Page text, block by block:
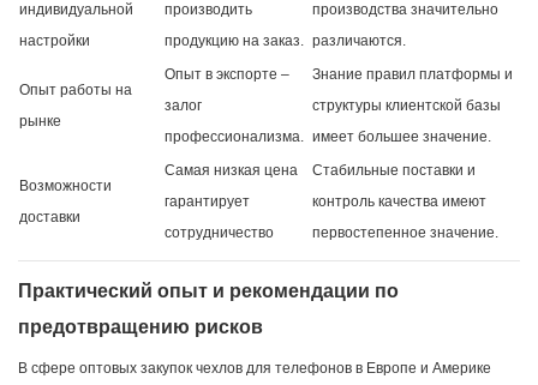
индивидуальной
настройки
производить
продукцию на заказ.
производства значительно
различаются.
Опыт работы на
рынке
Опыт в экспорте –
залог
профессионализма.
Знание правил платформы и
структуры клиентской базы
имеет большее значение.
Возможности
доставки
Самая низкая цена
гарантирует
сотрудничество
Стабильные поставки и
контроль качества имеют
первостепенное значение.
Практический опыт и рекомендации по
предотвращению рисков
В сфере оптовых закупок чехлов для телефонов в Европе и Америке